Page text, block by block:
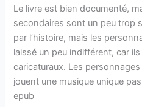
Le livre est bien documenté,
secondaires sont un peu trop
par l’histoire, mais les
laissé un peu indifférent, car
caricaturaux. Les
jouent une musique unique
epub